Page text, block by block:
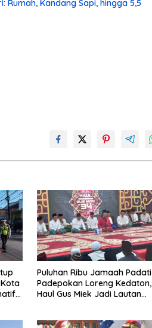
Rumah, Kandang Sapi, hingga 5,5
Puluhan Ribu Jamaah Padati
Padepokan Loreng Kedaton,
Haul Gus Miek Jadi Lautan